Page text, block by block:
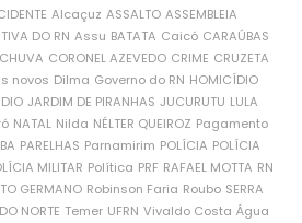
Alcaçuz ASSALTO ASSEMBLEIA
DO RN Assu BATATA Caicó CARAÚBAS
CORONEL AZEVEDO CRIME CRUZETA
novos Dilma Governo do RN HOMICÍDIO
JARDIM DE PIRANHAS JUCURUTU LULA
NATAL Nilda NÉLTER QUEIROZ Pagamento
PARELHAS Parnamirim POLÍCIA POLÍCIA
MILITAR Política PRF RAFAEL MOTTA RN
GERMANO Robinson Faria Roubo SERRA
NORTE Temer UFRN Vivaldo Costa Água